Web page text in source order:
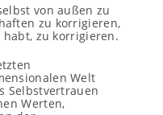
von außen zu
zu korrigieren,
zu korrigieren.
Welt
Selbstvertrauen
Werten,